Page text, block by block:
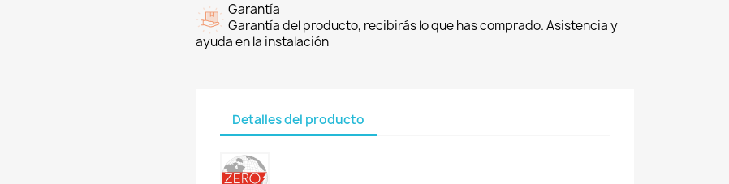
Garantía
Garantía del producto, recibirás lo que has comprado. Asistencia y
ayuda en la instalación
Detalles del producto